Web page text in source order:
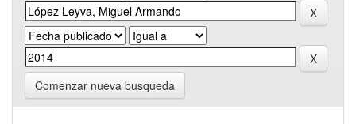
Comenzar nueva busqueda